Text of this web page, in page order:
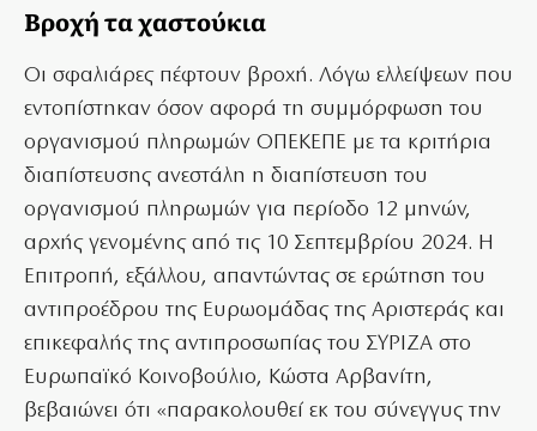
Βροχή τα χαστούκια
Οι σφαλιάρες πέφτουν βροχή. Λόγω ελλείψεων που
εντοπίστηκαν όσον αφορά τη συμμόρφωση του
οργανισμού πληρωμών ΟΠΕΚΕΠΕ με τα κριτήρια
διαπίστευσης ανεστάλη η διαπίστευση του
οργανισμού πληρωμών για περίοδο 12 μηνών,
αρχής γενομένης από τις 10 Σεπτεμβρίου 2024. Η
Επιτροπή, εξάλλου, απαντώντας σε ερώτηση του
αντιπροέδρου της Ευρωομάδας της Αριστεράς και
επικεφαλής της αντιπροσωπίας του ΣΥΡΙΖΑ στο
Ευρωπαϊκό Κοινοβούλιο, Κώστα Αρβανίτη,
βεβαιώνει ότι «παρακολουθεί εκ του σύνεγγυς την